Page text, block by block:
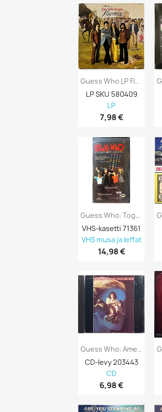
Guess Who LP Flavours Kansi VG+ Levy EX...
LP SKU 580409
LP
7,98 €
Guess Who: Together Again -83 Kansipaperi...
VHS-kasetti 71361
VHS musa ja leffat
14,98 €
Guess Who: American Woman Remastered...
CD-levy 203443
CD
6,98 €